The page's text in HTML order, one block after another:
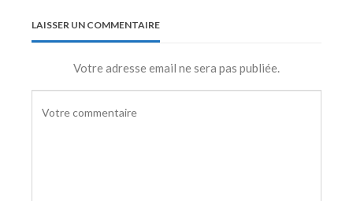
LAISSER UN COMMENTAIRE
Votre adresse email ne sera pas publiée.